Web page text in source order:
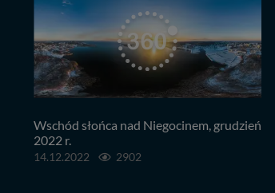
Wschód słońca nad Niegocinem, grudzień
2022 r.
14.12.2022 2902
W